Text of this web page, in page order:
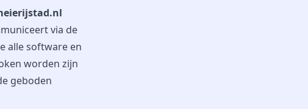
via de
alle software en
worden zijn
geboden